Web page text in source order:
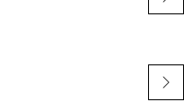
dan beban maksimum.